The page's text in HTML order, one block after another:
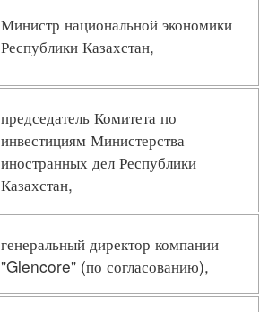
Министр национальной экономики
Республики Казахстан,
председатель Комитета по
инвестициям Министерства
иностранных дел Республики
Казахстан,
генеральный директор компании
"Glencore" (по согласованию),